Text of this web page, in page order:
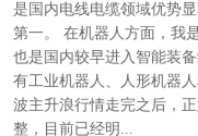
是国内电线电缆领域优势
第一。 在机器人方面，我
也是国内较早进入智能装
有工业机器人、人形机器
波主升浪行情走完之后，
整，目前已经明...